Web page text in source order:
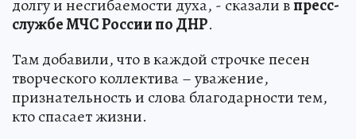
долгу и несгибаемости духа, - сказали впресс-
службе МЧС России по ДНР.
Там добавили, что в каждой строчке песен
творческого коллектива – уважение,
признательность и слова благодарности тем,
кто спасает жизни.